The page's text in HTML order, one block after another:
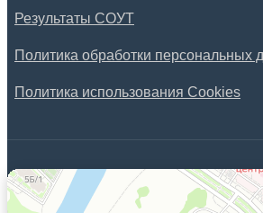
Результаты СОУТ
Политика обработки персональных
Политика использования Cookies